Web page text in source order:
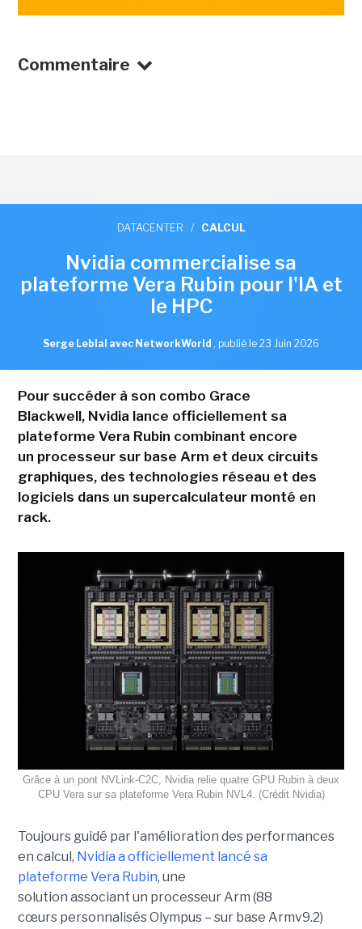
Commentaire
DATACENTER / CALCUL
Nvidia commercialise sa
plateforme Vera Rubin pour l'IA et
le HPC
Serge Leblal avec NetworkWorld , publié le 23 Juin 2026
Pour succéder à son combo Grace
Blackwell, Nvidia lance officiellement sa
plateforme Vera Rubin combinant encore
un processeur sur base Arm et deux circuits
graphiques, des technologies réseau et des
logiciels dans un supercalculateur monté en
rack.
Grâce à un pont NVLink-C2C, Nvidia relie quatre GPU Rubin à deux
CPU Vera sur sa plateforme Vera Rubin NVL4. (Crédit Nvidia)
Toujours guidé par l'amélioration des performances
en calcul, Nvidia a officiellement lancé sa
plateforme Vera Rubin, une
solution associant un processeur Arm (88
cœurs personnalisés Olympus – sur base Armv9.2)